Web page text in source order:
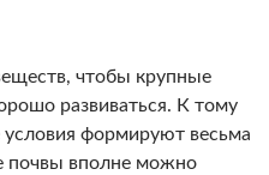
чтобы крупные
развиваться. К тому
формируют весьма
почвы вполне можно